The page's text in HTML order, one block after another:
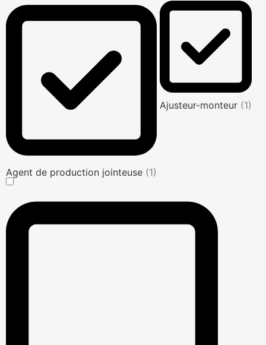
Agent de production jointeuse (1)
Ajusteur-monteur (1)